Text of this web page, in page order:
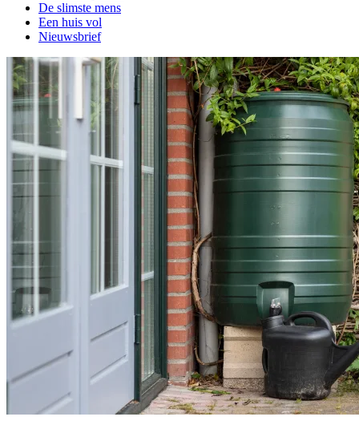
De slimste mens
Een huis vol
Nieuwsbrief